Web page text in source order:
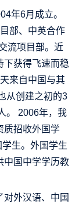
年6月成立。
部、中英合作
流项目部。近
下获得飞速而稳
来自中国与其
从创建之初的3
。 2006年，我
质招收外国学
生。外国学生
中国中学学历教
外汉语、中国